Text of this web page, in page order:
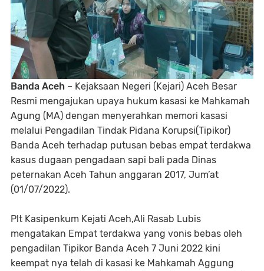
Banda Aceh – Kejaksaan Negeri (Kejari) Aceh Besar
Resmi mengajukan upaya hukum kasasi ke Mahkamah
Agung (MA) dengan menyerahkan memori kasasi
melalui Pengadilan Tindak Pidana Korupsi(Tipikor)
Banda Aceh terhadap putusan bebas empat terdakwa
kasus dugaan pengadaan sapi bali pada Dinas
peternakan Aceh Tahun anggaran 2017, Jum’at
(01/07/2022).
Plt Kasipenkum Kejati Aceh,Ali Rasab Lubis
mengatakan Empat terdakwa yang vonis bebas oleh
pengadilan Tipikor Banda Aceh 7 Juni 2022 kini
keempat nya telah di kasasi ke Mahkamah Aggung